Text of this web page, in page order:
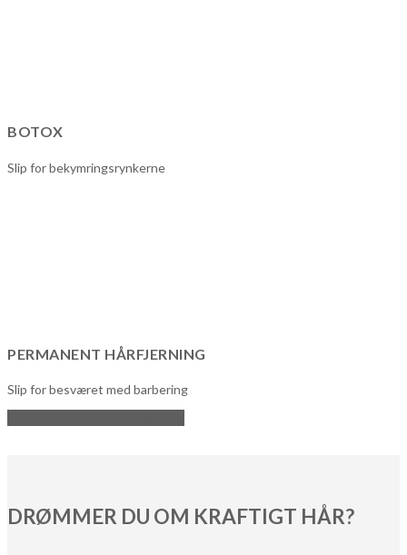
BOTOX
Slip for bekymringsrynkerne
PERMANENT HÅRFJERNING
Slip for besværet med barbering
DRØMMER DU OM KRAFTIGT HÅR?